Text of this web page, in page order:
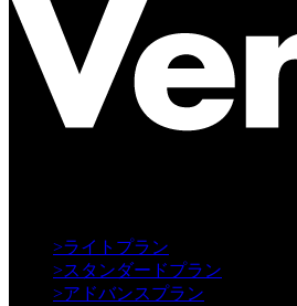
>ライトプラン
>スタンダードプラン
>アドバンスプラン